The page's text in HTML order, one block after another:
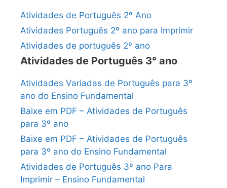
Atividades de Português 2º Ano
Atividades Português 2º ano para Imprimir
Atividades de português 2º ano
Atividades de Português 3° ano
Atividades Variadas de Português para 3º
ano do Ensino Fundamental
Baixe em PDF – Atividades de Português
para 3º ano
Baixe em PDF – Atividades de Português
para 3º ano do Ensino Fundamental
Atividades de Português 3º ano Para
Imprimir – Ensino Fundamental